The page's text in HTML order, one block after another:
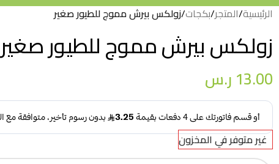
الرئيسية/المتجر/بكجات/زولكس بيرش مموج للطيور صغير
زولكس بيرش مموج للطيور صغير
13.00ر.س
غير متوفر في المخزون